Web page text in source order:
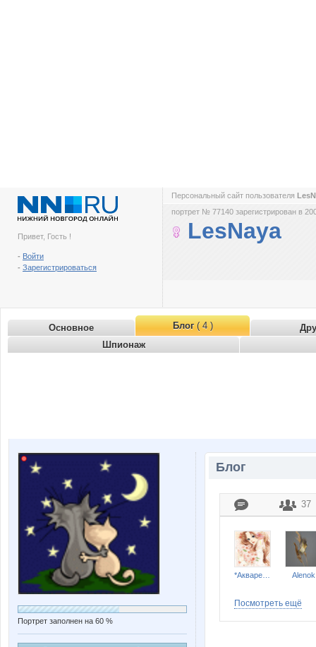
Привет, Гость !
- Войти
- Зарегистрироваться
Персональный сайт пользователя
портрет № 77140 зарегистрирован в
LesNaya
Основное Блог( 4 )
Шпионаж
Портрет заполнен на 60 %
Блог
37
Alenok
Посмотреть ещё